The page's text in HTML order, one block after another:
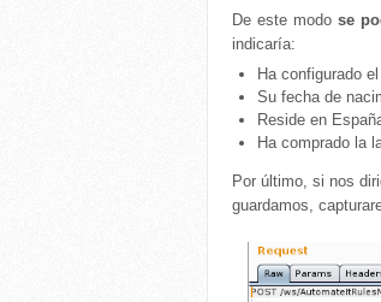
De este modose
indicaría:
Ha configurado
Su fecha de
Reside en
Ha comprado la
Por último, si nos
guardamos,